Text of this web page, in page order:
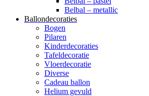
Belbal – metallic
Ballondecoraties
Bogen
Pilaren
Kinderdecoraties
Tafeldecoratie
Vloerdecoratie
Diverse
Cadeau ballon
Helium gevuld